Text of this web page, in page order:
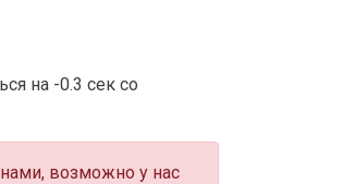
на -0.3 сек со
возможно у нас